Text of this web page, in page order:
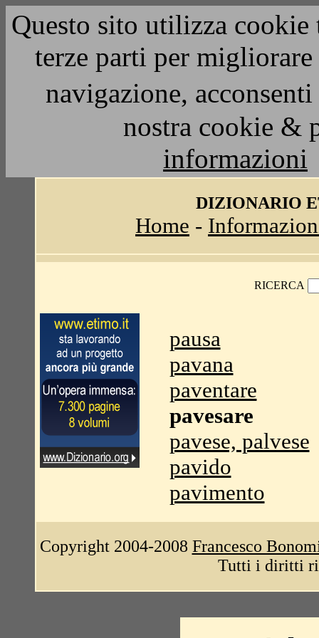
Questo sito utilizza
terze parti per
navigazione,
nostra cookie &
informazioni
DIZIONARIO
Home -
RICERCA
pausa
pavana
paventare
pavesare
pavese, palvese
pavido
pavimento
Copyright 2004-2008 Francesco
Tutti i diritti